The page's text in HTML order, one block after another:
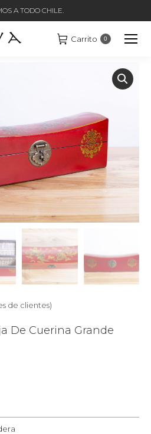
A TODO CHILE.
Carrito 0
De Cuerina Grande
de clientes)